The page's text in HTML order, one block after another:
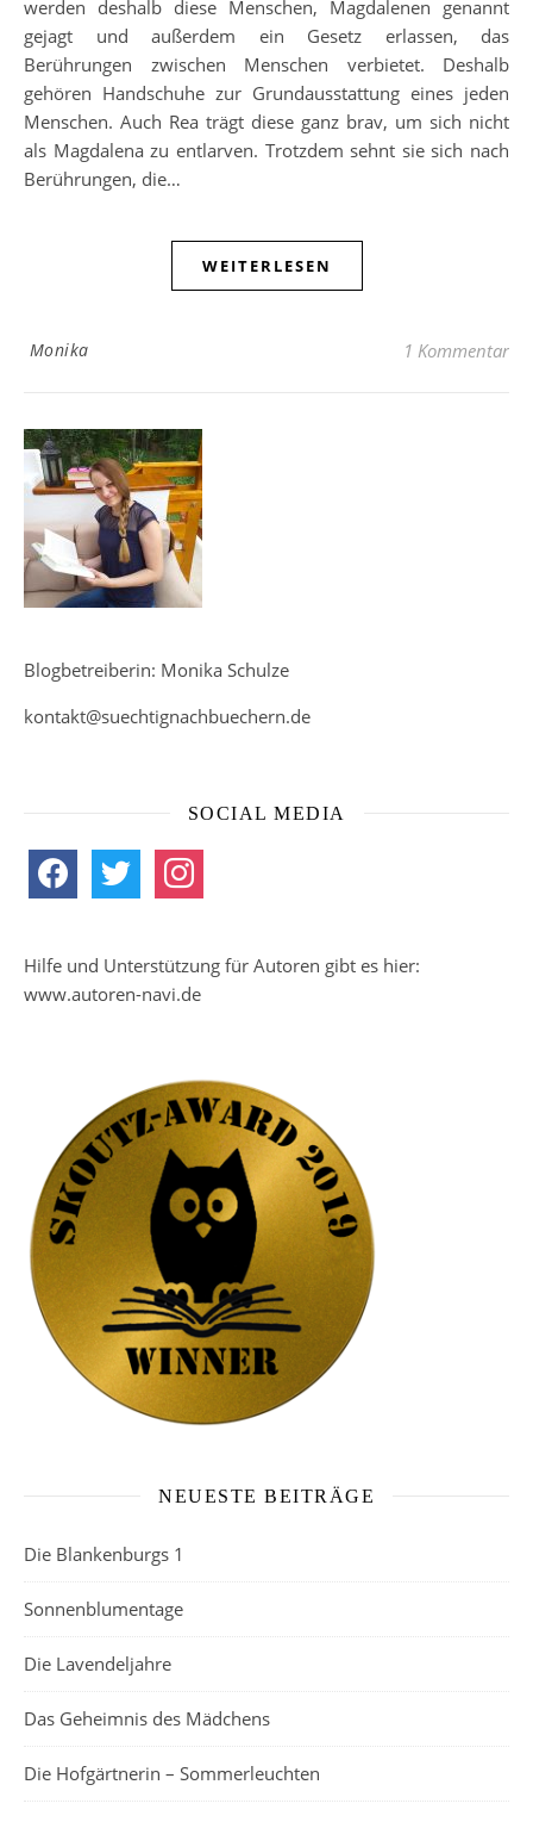
werden deshalb diese Menschen, Magdalenen genannt
gejagt und außerdem ein Gesetz erlassen, das
Berührungen zwischen Menschen verbietet. Deshalb
gehören Handschuhe zur Grundausstattung eines jeden
Menschen. Auch Rea trägt diese ganz brav, um sich nicht
als Magdalena zu entlarven. Trotzdem sehnt sie sich nach
Berührungen, die…
WEITERLESEN
Monika 1 Kommentar
Blogbetreiberin: Monika Schulze
kontakt@suechtignachbuechern.de
SOCIAL MEDIA
facebook twitter instagram
Hilfe und Unterstützung für Autoren gibt es hier:
www.autoren-navi.de
NEUESTE BEITRÄGE
Die Blankenburgs 1
Sonnenblumentage
Die Lavendeljahre
Das Geheimnis des Mädchens
Die Hofgärtnerin – Sommerleuchten